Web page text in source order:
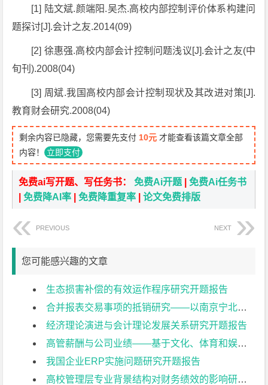
[1] 陆文斌.颜端阳.吴杰.高校内部控制评价体系构建问
题探讨[J].会计之友.2014(09)
[2] 徐惠强.高校内部会计控制问题浅议[J].会计之友(中
旬刊).2008(04)
[3] 周斌.我国高校内部会计控制现状及其改进对策[J].
教育财会研究.2008(04)
剩余内容已隐藏，您需要先支付 10元 才能查看该篇文章全部
内容！ 立即支付
免费ai写开题、写任务书：免费Ai开题 |免费Ai任务书
|免费降AI率 |免费降重复率 |论文免费排版
PREVIOUS NEXT
您可能感兴趣的文章
生态损害补偿的有效运作程序研究开题报告
合并报表交易事项的抵销研究——以南京宁北轨道交通有限公司为例开题报告
经济理论演进与会计理论发展关系研究开题报告
高管薪酬与公司业绩——基于文化、体育和娱乐业上市公司的实证研究开题报告
我国企业ERP实施问题研究开题报告
高校管理层专业背景结构对财务绩效的影响研究开题报告